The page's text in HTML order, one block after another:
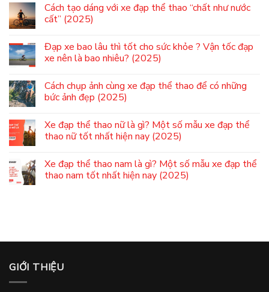
Cách tạo dáng với xe đạp thể thao “chất như nước
cất” (2025)
Đạp xe bao lâu thì tốt cho sức khỏe ? Vận tốc đạp
xe nên là bao nhiêu? (2025)
Cách chụp ảnh cùng xe đạp thể thao để có những
bức ảnh đẹp (2025)
Xe đạp thể thao nữ là gì? Một số mẫu xe đạp thể
thao nữ tốt nhất hiện nay (2025)
Xe đạp thể thao nam là gì? Một số mẫu xe đạp thể
thao nam tốt nhất hiện nay (2025)
GIỚI THIỆU